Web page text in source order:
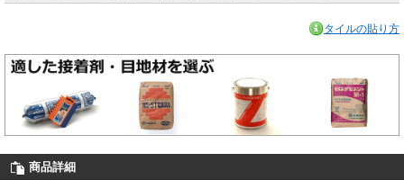
タイルの貼り方
商品詳細